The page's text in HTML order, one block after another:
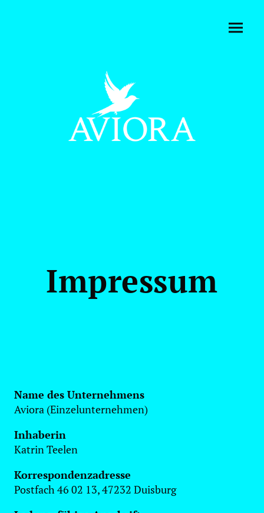
Impressum
Name des Unternehmens
Aviora (Einzelunternehmen)
Inhaberin
Katrin Teelen
Korrespondenzadresse
Postfach 46 02 13, 47232 Duisburg